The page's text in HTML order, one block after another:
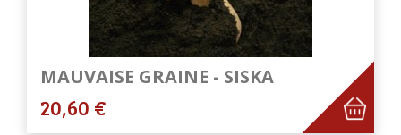
MAUVAISE GRAINE - SISKA
20,60 €